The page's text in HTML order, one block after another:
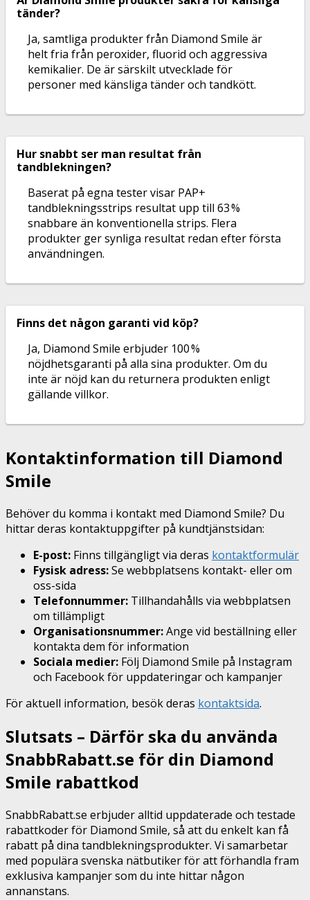
tänder?
Ja, samtliga produkter från Diamond Smile är
helt fria från peroxider, fluorid och aggressiva
kemikalier. De är särskilt utvecklade för
personer med känsliga tänder och tandkött.
Hur snabbt ser man resultat från
tandblekningen?
Baserat på egna tester visar PAP+
tandblekningsstrips resultat upp till 63 %
snabbare än konventionella strips. Flera
produkter ger synliga resultat redan efter första
användningen.
Finns det någon garanti vid köp?
Ja, Diamond Smile erbjuder 100 %
nöjdhetsgaranti på alla sina produkter. Om du
inte är nöjd kan du returnera produkten enligt
gällande villkor.
Kontaktinformation till Diamond
Smile
Behöver du komma i kontakt med Diamond Smile? Du
hittar deras kontaktuppgifter på kundtjänstsidan:
E-post: Finns tillgängligt via deras kontaktformulär
Fysisk adress:Se webbplatsens kontakt- eller om
oss-sida
Telefonnummer: Tillhandahålls via webbplatsen
om tillämpligt
Organisationsnummer:Ange vid beställning eller
kontakta dem för information
Sociala medier: Följ Diamond Smile på Instagram
och Facebook för uppdateringar och kampanjer
För aktuell information, besök deras kontaktsida.
Slutsats – Därför ska du använda
SnabbRabatt.se för din Diamond
Smile rabattkod
SnabbRabatt.se erbjuder alltid uppdaterade och testade
rabattkoder för Diamond Smile, så att du enkelt kan få
rabatt på dina tandblekningsprodukter. Vi samarbetar
med populära svenska nätbutiker för att förhandla fram
exklusiva kampanjer som du inte hittar någon
annanstans.